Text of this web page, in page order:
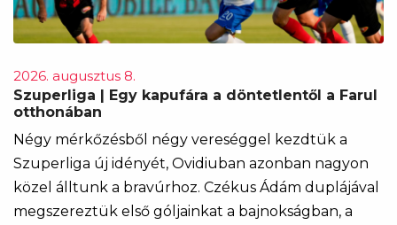
2026. augusztus 8.
Szuperliga | Egy kapufára a döntetlentől a Farul
otthonában
Négy mérkőzésből négy vereséggel kezdtük a
Szuperliga új idényét, Ovidiuban azonban nagyon
közel álltunk a bravúrhoz. Czékus Ádám duplájával
megszereztük első góljainkat a bajnokságban, a